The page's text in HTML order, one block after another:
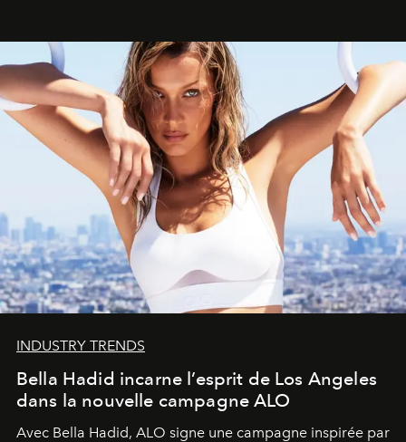
INDUSTRY TRENDS
Bella Hadid incarne l’esprit de Los Angeles
dans la nouvelle campagne ALO
Avec Bella Hadid, ALO signe une campagne inspirée par